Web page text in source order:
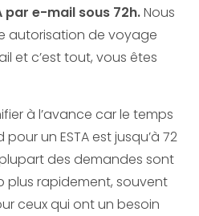
par e-mail sous 72h.Nous
autorisation de voyage
et c’est tout, vous êtes
à l’avance car le temps
un ESTA est jusqu’à 72
des demandes sont
rapidement, souvent
ceux qui ont un besoin